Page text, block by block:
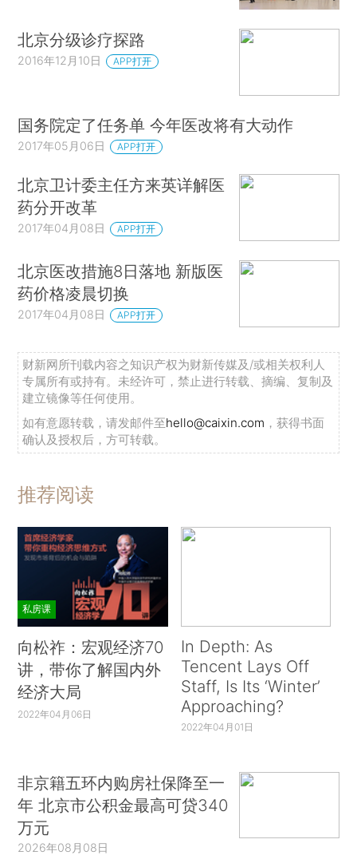
北京分级诊疗探路
2016年12月10日 APP打开
国务院定了任务单 今年医改将有大动作
2017年05月06日 APP打开
北京卫计委主任方来英详解医
药分开改革
2017年04月08日 APP打开
北京医改措施8日落地 新版医
药价格凌晨切换
2017年04月08日 APP打开
财新网所刊载内容之知识产权为财新传媒及/或相关权利人
专属所有或持有。未经许可，禁止进行转载、摘编、复制及
建立镜像等任何使用。
如有意愿转载，请发邮件至hello@caixin.com ，获得书面
确认及授权后，方可转载。
推荐阅读
私房课
向松祚：宏观经济70
讲，带你了解国内外
经济大局
2022年04月06日
In Depth: As
Tencent Lays Off
Staff, Is Its ‘Winter’
Approaching?
2022年04月01日
非京籍五环内购房社保降至一
年 北京市公积金最高可贷340
万元
2026年08月08日